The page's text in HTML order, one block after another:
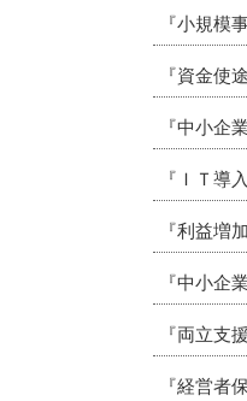
『小規模
『資金使
『中小企
『ＩＴ導
『利益増
『中小企
『両立支
『経営者